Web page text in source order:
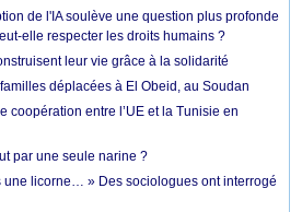
de l'IA soulève une question plus profonde
elle respecter les droits humains ?
leur vie grâce à la solidarité
déplacées à El Obeid, au Soudan
coopération entre l’UE et la Tunisie en
par une seule narine ?
une licorne… » Des sociologues ont interrogé